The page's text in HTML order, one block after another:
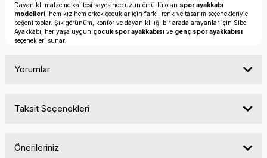
Dayanıklı malzeme kalitesi sayesinde uzun ömürlü olan spor ayakkabı
modelleri , hem kız hem erkek çocuklar için farklı renk ve tasarım seçenekleriyle
beğeni toplar. Şık görünüm, konfor ve dayanıklılığı bir arada arayanlar için Sibel
Ayakkabı, her yaşa uygun çocuk spor ayakkabısı ve genç spor ayakkabısı
seçenekleri sunar.
Yorumlar
Taksit Seçenekleri
Önerileriniz